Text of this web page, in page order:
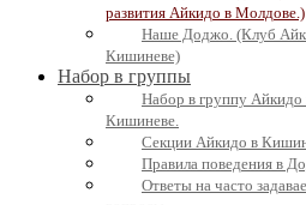
развития Айкидо в Молдове.)
Наше Доджо. (Клуб
Кишиневе)
Набор в группы
Набор в группу Айкидо
Кишиневе.
Секции Айкидо в
Правила поведения в
Ответы на часто